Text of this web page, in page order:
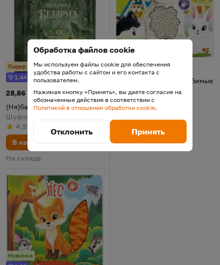
Лидер продаж
Бонус
1,44
(Ня)бачная Беларусь
Цена:
28,86 р.
(Ня)бачная Беларусь
Шуфлядка Писателя, 2026
Рейтинг
4.93
из 5
по результату
голосов
В корзину
На складе
Новинка
Бонус
1,26
Тактильная книга "Любимые
Цена:
25,28 р.
Тактильная книга "Любимые
2026
Рейтинг
4.9
из 5 (
по результату
8
голосов )
Новинка
Обработка файлов cookie
Мы используем файлы cookie для обеспечения
удобства работы с сайтом и его контакта с
пользователем.
Нажимая кнопку «Принять», вы даете согласие на
обозначенные действия в соответствии с
Политикой в отношении обработки cookie.
Отклонить Принять